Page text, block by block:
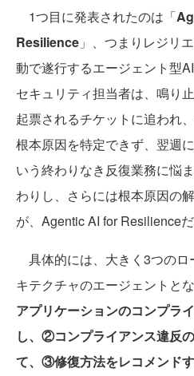
1つ目に発表されたのは「
Resilience 」、つまりレジリ
動で遂行するエージェント型
セキュリティ担当者は、鳴り
起票されるチケットに追われ
根本原因を特定できず、翌週
いう終わりなき反復業務に悩
わりし、さらには根本原因の
が、Agentic AI for Resilienceだ
具体的には、大きく3つのロ
キテクチャのエージェントとな
アプリケーションのコンプラ
し、②コンプライアンス違反
て、③修復方法をレコメンド